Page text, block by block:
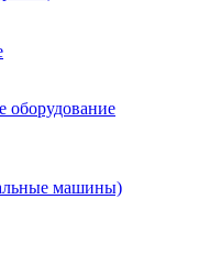
оборудование
машины)